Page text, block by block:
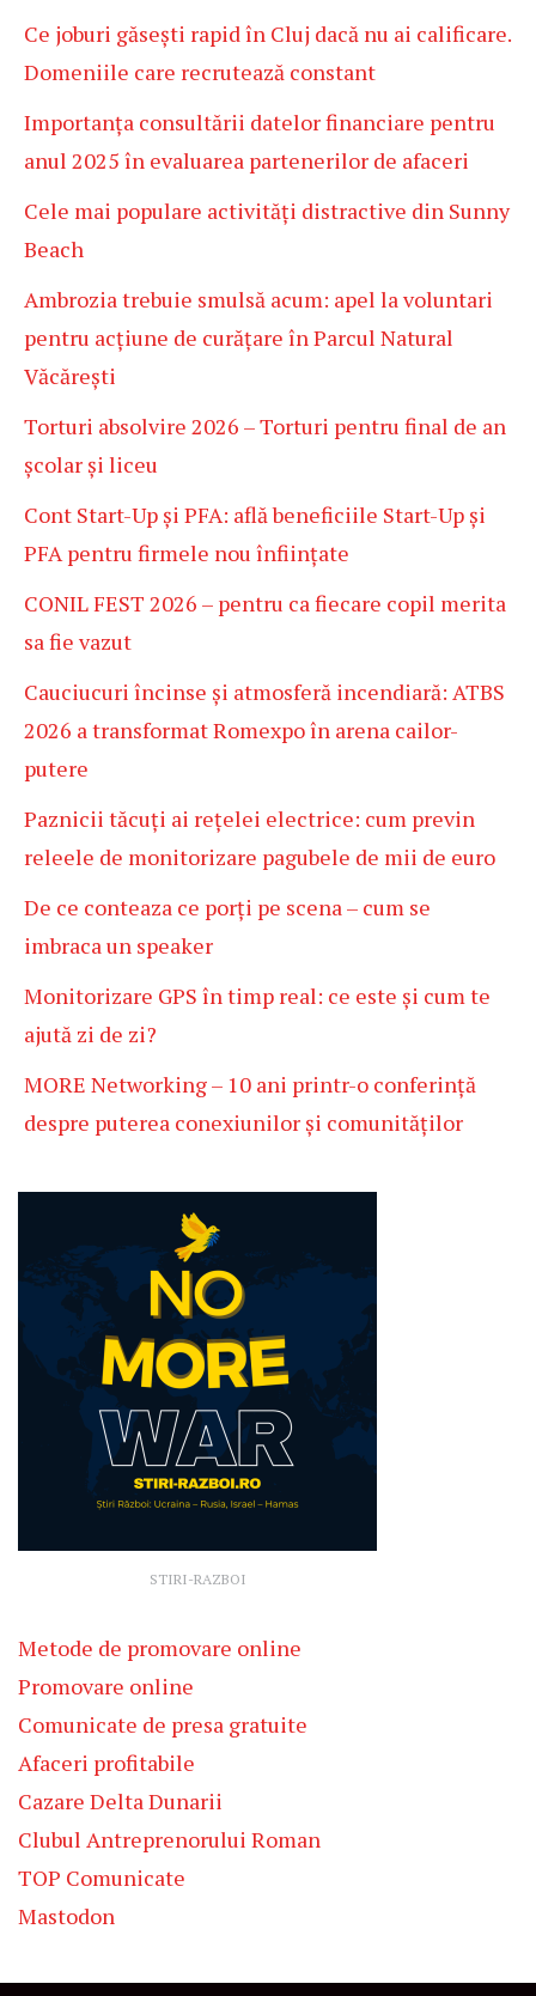
Ce joburi găsești rapid în Cluj dacă nu ai calificare.
Domeniile care recrutează constant
Importanța consultării datelor financiare pentru
anul 2025 în evaluarea partenerilor de afaceri
Cele mai populare activități distractive din Sunny
Beach
Ambrozia trebuie smulsă acum: apel la voluntari
pentru acțiune de curățare în Parcul Natural
Văcărești
Torturi absolvire 2026 – Torturi pentru final de an
școlar și liceu
Cont Start-Up și PFA: află beneficiile Start-Up și
PFA pentru firmele nou înființate
CONIL FEST 2026 – pentru ca fiecare copil merita
sa fie vazut
Cauciucuri încinse și atmosferă incendiară: ATBS
2026 a transformat Romexpo în arena cailor-
putere
Paznicii tăcuți ai rețelei electrice: cum previn
releele de monitorizare pagubele de mii de euro
De ce conteaza ce porți pe scena – cum se
imbraca un speaker
Monitorizare GPS în timp real: ce este și cum te
ajută zi de zi?
MORE Networking – 10 ani printr-o conferință
despre puterea conexiunilor și comunităților
STIRI-RAZBOI
Metode de promovare online
Promovare online
Comunicate de presa gratuite
Afaceri profitabile
Cazare Delta Dunarii
Clubul Antreprenorului Roman
TOP Comunicate
Mastodon